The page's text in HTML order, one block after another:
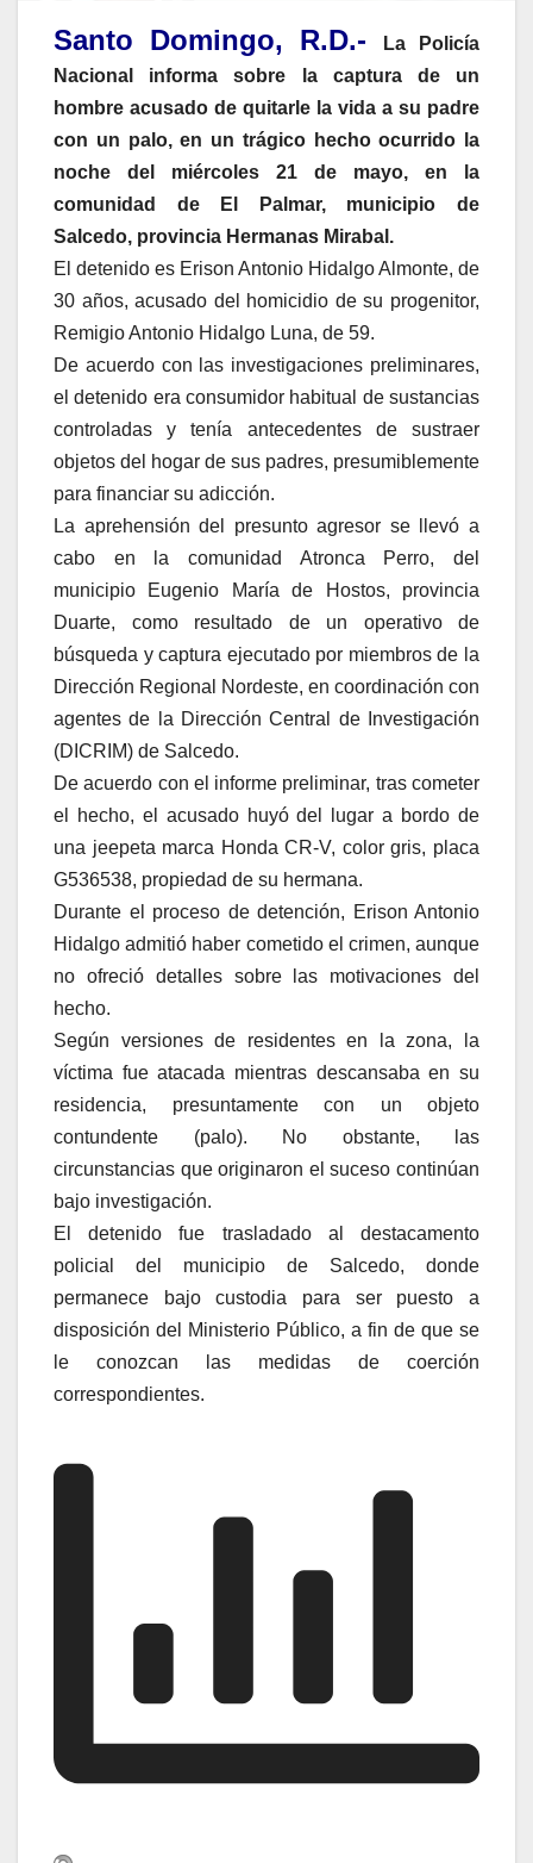
Santo Domingo, R.D.-
La Policía
Nacional informa sobre la captura de un
hombre acusado de quitarle la vida a su padre
con un palo, en un trágico hecho ocurrido la
noche del miércoles 21 de mayo, en la
comunidad de El Palmar, municipio de
Salcedo, provincia Hermanas Mirabal.
El detenido es Erison Antonio Hidalgo Almonte, de
30 años, acusado del homicidio de su progenitor,
Remigio Antonio Hidalgo Luna, de 59.
De acuerdo con las investigaciones preliminares,
el detenido era consumidor habitual de sustancias
controladas y tenía antecedentes de sustraer
objetos del hogar de sus padres, presumiblemente
para financiar su adicción.
La aprehensión del presunto agresor se llevó a
cabo en la comunidad Atronca Perro, del
municipio Eugenio María de Hostos, provincia
Duarte, como resultado de un operativo de
búsqueda y captura ejecutado por miembros de la
Dirección Regional Nordeste, en coordinación con
agentes de la Dirección Central de Investigación
(DICRIM) de Salcedo.
De acuerdo con el informe preliminar, tras cometer
el hecho, el acusado huyó del lugar a bordo de
una jeepeta marca Honda CR-V, color gris, placa
G536538, propiedad de su hermana.
Durante el proceso de detención, Erison Antonio
Hidalgo admitió haber cometido el crimen, aunque
no ofreció detalles sobre las motivaciones del
hecho.
Según versiones de residentes en la zona, la
víctima fue atacada mientras descansaba en su
residencia, presuntamente con un objeto
contundente (palo). No obstante, las
circunstancias que originaron el suceso continúan
bajo investigación.
El detenido fue trasladado al destacamento
policial del municipio de Salcedo, donde
permanece bajo custodia para ser puesto a
disposición del Ministerio Público, a fin de que se
le conozcan las medidas de coerción
correspondientes.